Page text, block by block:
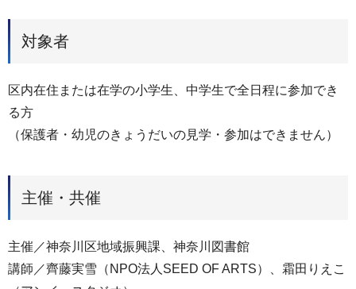
対象者
区内在住または在学の小学生、中学生で全日程に参加でき
る方
（保護者・幼児のきょうだいの見学・参加はできません）
主催・共催
主催／神奈川区地域振興課、神奈川図書館
講師／齊藤実雪（NPO法人SEED OF ARTS）、霜田りえこ